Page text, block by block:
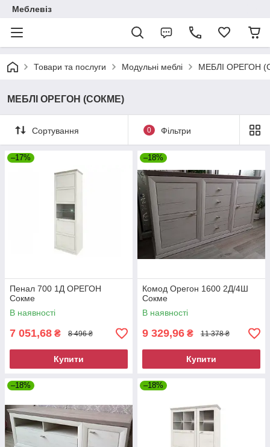
Меблевіз
Товари та послуги Модульні меблі МЕБЛІ ОРЕГОН
МЕБЛІ ОРЕГОН (СОКМЕ)
Сортування 0 Фільтри
–17%
Пенал 700 1Д ОРЕГОН
Сокме
В наявності
7 051,68 ₴ 8 496 ₴
Купити
–18%
Комод Орегон 1600 2Д/4Ш
Сокме
В наявності
9 329,96 ₴ 11 378 ₴
Купити
–18% –18%